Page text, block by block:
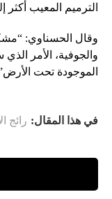
الترميم المعيب أكثر
وقال الحسناوي:
والجوفية، الأمر
الموجودة تحت
في هذا المقال: رائج